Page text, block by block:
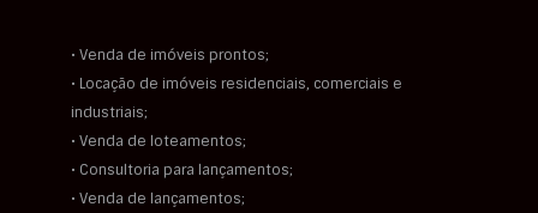
• Venda de imóveis prontos;
• Locação de imóveis residenciais, comerciais e
industriais;
• Venda de loteamentos;
• Consultoria para lançamentos;
• Venda de lançamentos;